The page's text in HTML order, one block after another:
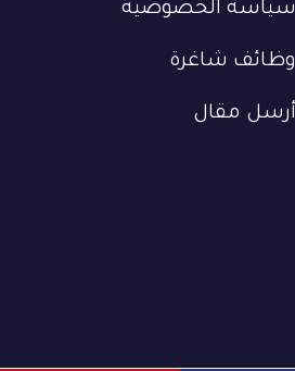
سياسة الخصوصية
وظائف شاغرة
أرسل مقال